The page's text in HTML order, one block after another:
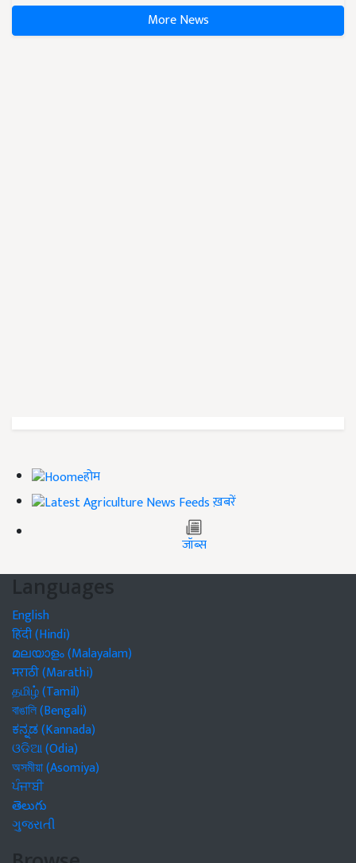
More News
होम
ख़बरें
जॉब्स
Languages
English
हिंदी (Hindi)
മലയാളം (Malayalam)
मराठी (Marathi)
தமிழ் (Tamil)
বাঙালি (Bengali)
ಕನ್ನಡ (Kannada)
ଓଡିଆ (Odia)
অসমীয়া (Asomiya)
ਪੰਜਾਬੀ
తెలుగు
ગુજરાતી